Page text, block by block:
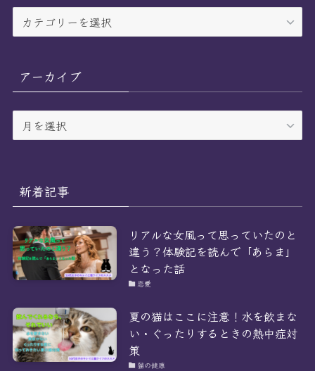
テ
ー
アーカイブ
ー
ブ
新着記事
リアルな女風って思っていたのと
違う？体験記を読んで「あらま」
となった話
恋愛
夏の猫はここに注意！水を飲まな
い・ぐったりするときの熱中症対
策
猫の健康